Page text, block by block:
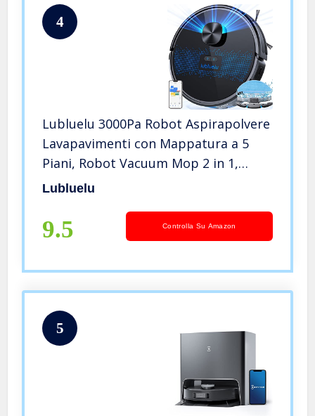
4
Lubluelu 3000Pa Robot Aspirapolvere
Lavapavimenti con Mappatura a 5
Piani, Robot Vacuum Mop 2 in 1,
LiDAR Laser 9.0, Aspirapolvere Robot
WiFi/APP/Alex Control
Lubluelu
9.5 Controlla Su Amazon
5